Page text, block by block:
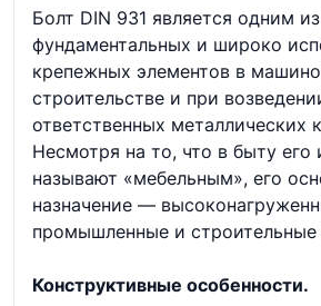
Болт DIN 931 является одним
фундаментальных и широко
крепежных элементов в
строительстве и при
ответственных металлических
Несмотря на то, что в быту его
называют «мебельным», его
назначение —
промышленные и строительные
Конструктивные особенности.